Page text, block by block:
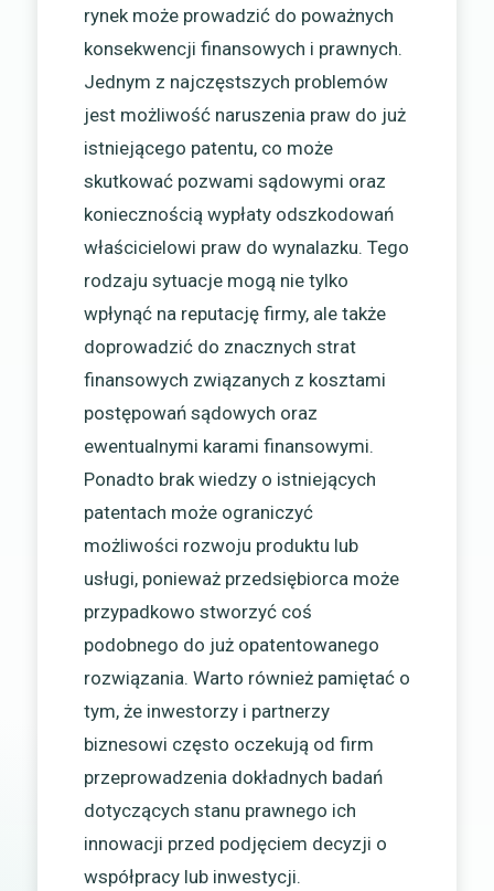
rynek może prowadzić do poważnych
konsekwencji finansowych i prawnych.
Jednym z najczęstszych problemów
jest możliwość naruszenia praw do już
istniejącego patentu, co może
skutkować pozwami sądowymi oraz
koniecznością wypłaty odszkodowań
właścicielowi praw do wynalazku. Tego
rodzaju sytuacje mogą nie tylko
wpłynąć na reputację firmy, ale także
doprowadzić do znacznych strat
finansowych związanych z kosztami
postępowań sądowych oraz
ewentualnymi karami finansowymi.
Ponadto brak wiedzy o istniejących
patentach może ograniczyć
możliwości rozwoju produktu lub
usługi, ponieważ przedsiębiorca może
przypadkowo stworzyć coś
podobnego do już opatentowanego
rozwiązania. Warto również pamiętać o
tym, że inwestorzy i partnerzy
biznesowi często oczekują od firm
przeprowadzenia dokładnych badań
dotyczących stanu prawnego ich
innowacji przed podjęciem decyzji o
współpracy lub inwestycji.